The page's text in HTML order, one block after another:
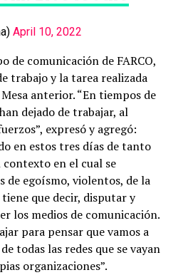
April 10, 2022
de comunicación de FARCO,
trabajo y la tarea realizada
anterior. “En tiempos de
dejado de trabajar, al
expresó y agregó:
en estos tres días de tanto
en el cual se
de egoísmo, violentos, de la
que decir, disputar y
los medios de comunicación.
para pensar que vamos a
todas las redes que se vayan
organizaciones”.